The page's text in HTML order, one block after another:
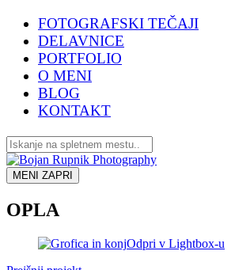
FOTOGRAFSKI TEČAJI
DELAVNICE
PORTFOLIO
O MENI
BLOG
KONTAKT
MENI ZAPRI
OPLA
Odpri v Lightbox-u